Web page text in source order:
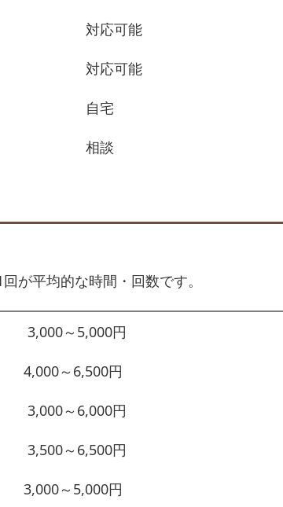
対応可能
対応可能
自宅
相談
が平均的な時間・回数です。
3,000～5,000円
4,000～6,500円
3,000～6,000円
3,500～6,500円
3,000～5,000円